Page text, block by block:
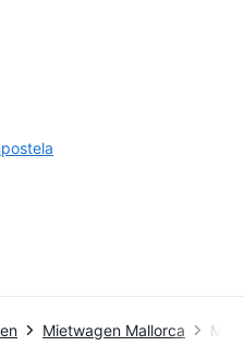
Mietwagen Mallorca